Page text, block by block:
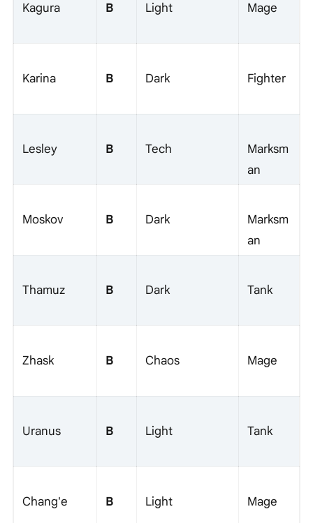
Kagura B Light Mage
Karina B Dark Fighter
Lesley B Tech
Marksm
an
Moskov B Dark
Marksm
an
Thamuz B Dark Tank
Zhask B Chaos Mage
Uranus B Light Tank
Chang'e B Light Mage